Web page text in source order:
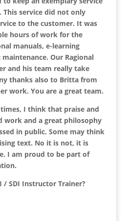
This service did not only
to the customer. It was
hours of work for the
manuals, e-learning
Our Ragional
and his team really take
thanks also to Britta from
work. You are a great team.
I think that praise and
work and a great philosophy
in public. Some may think
text. No it is not, it is
I am proud to be part of
/ SDI Instructor Trainer?